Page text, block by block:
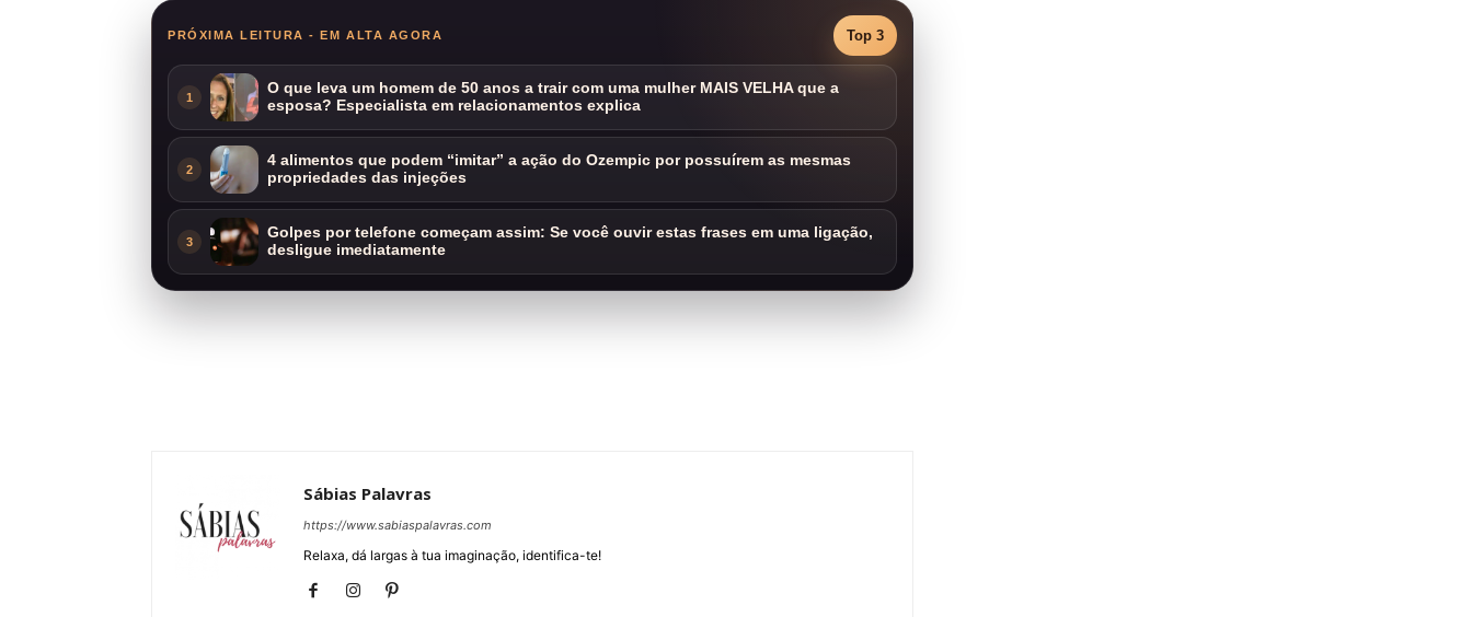
PRÓXIMA LEITURA - EM ALTA AGORA Top 3
1
O que leva um homem de 50 anos a trair com uma mulher MAIS VELHA que a
esposa? Especialista em relacionamentos explica
2
4 alimentos que podem “imitar” a ação do Ozempic por possuírem as mesmas
propriedades das injeções
3
Golpes por telefone começam assim: Se você ouvir estas frases em uma ligação,
desligue imediatamente
Sábias Palavras
https://www.sabiaspalavras.com
Relaxa, dá largas à tua imaginação, identifica-te!